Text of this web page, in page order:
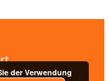
der Verwendung